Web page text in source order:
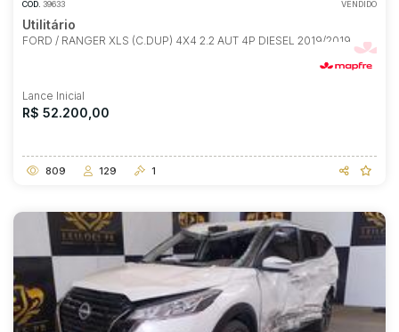
COD. 39633 VENDIDO
Utilitário
FORD / RANGER XLS (C.DUP) 4X4 2.2 AUT 4P DIESEL 2019/2019
Lance Inicial
R$ 52.200,00
809 129 1